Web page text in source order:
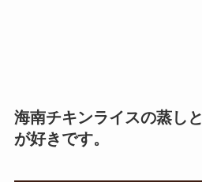
海南チキンライスの蒸し
が好きです。